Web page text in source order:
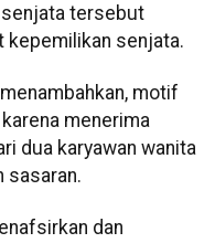
tersebut
kepemilikan senjata.
motif
menerima
dua karyawan wanita
sasaran.
dan